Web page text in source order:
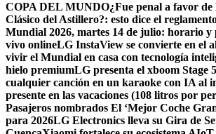
COPA DEL MUNDO¿Fue penal a favor
Clásico del Astillero?: esto dice el
Mundial 2026, martes 14 de julio: horario y
vivo onlineLG InstaView se convierte en el
vivir el Mundial en casa con tecnología
hielo premiumLG presenta el xboom Stage
cualquier canción en un karaoke con IA al
presente en las vacaciones (108 litros por
Pasajeros nombrados El ‘Mejor Coche
para 2026LG Electronics lleva su Gira de